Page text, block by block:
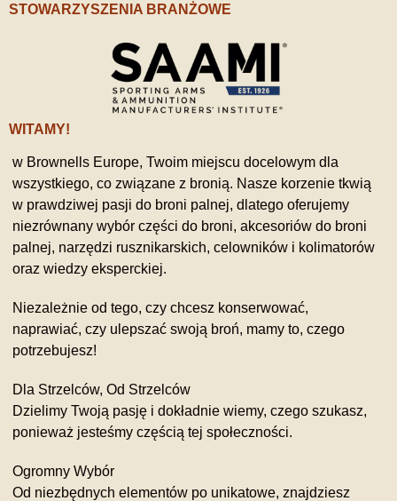
STOWARZYSZENIA BRANŻOWE
WITAMY!
w Brownells Europe, Twoim miejscu docelowym dla
wszystkiego, co związane z bronią. Nasze korzenie tkwią
w prawdziwej pasji do broni palnej, dlatego oferujemy
niezrównany wybór części do broni, akcesoriów do broni
palnej, narzędzi rusznikarskich, celowników i kolimatorów
oraz wiedzy eksperckiej.
Niezależnie od tego, czy chcesz konserwować,
naprawiać, czy ulepszać swoją broń, mamy to, czego
potrzebujesz!
Dla Strzelców, Od Strzelców
Dzielimy Twoją pasję i dokładnie wiemy, czego szukasz,
ponieważ jesteśmy częścią tej społeczności.
Ogromny Wybór
Od niezbędnych elementów po unikatowe, znajdziesz